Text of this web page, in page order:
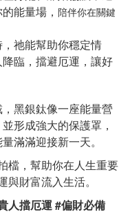
能量場， 陪伴你在關鍵
，祂能幫助你穩定情
臨，擋避厄運，讓好
，黑銀鈦像一座能量營
形成強大的保護罩，
滿滿迎接新一天。
檔，幫助你在人生重要
財富流入生活。
人擋厄運 #偏財必備